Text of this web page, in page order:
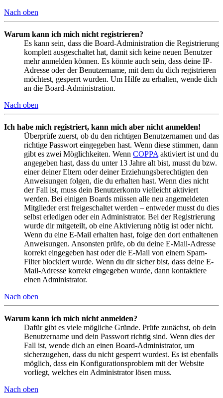
Nach oben
Warum kann ich mich nicht registrieren?
Es kann sein, dass die Board-Administration die Registrierung
komplett ausgeschaltet hat, damit sich keine neuen Benutzer
mehr anmelden können. Es könnte auch sein, dass deine IP-
Adresse oder der Benutzername, mit dem du dich registrieren
möchtest, gesperrt wurden. Um Hilfe zu erhalten, wende dich
an die Board-Administration.
Nach oben
Ich habe mich registriert, kann mich aber nicht anmelden!
Überprüfe zuerst, ob du den richtigen Benutzernamen und das
richtige Passwort eingegeben hast. Wenn diese stimmen, dann
gibt es zwei Möglichkeiten. Wenn COPPA aktiviert ist und du
angegeben hast, dass du unter 13 Jahre alt bist, musst du bzw.
einer deiner Eltern oder deiner Erziehungsberechtigten den
Anweisungen folgen, die du erhalten hast. Wenn dies nicht
der Fall ist, muss dein Benutzerkonto vielleicht aktiviert
werden. Bei einigen Boards müssen alle neu angemeldeten
Mitglieder erst freigeschaltet werden – entweder musst du dies
selbst erledigen oder ein Administrator. Bei der Registrierung
wurde dir mitgeteilt, ob eine Aktivierung nötig ist oder nicht.
Wenn du eine E-Mail erhalten hast, folge den dort enthaltenen
Anweisungen. Ansonsten prüfe, ob du deine E-Mail-Adresse
korrekt eingegeben hast oder die E-Mail von einem Spam-
Filter blockiert wurde. Wenn du dir sicher bist, dass deine E-
Mail-Adresse korrekt eingegeben wurde, dann kontaktiere
einen Administrator.
Nach oben
Warum kann ich mich nicht anmelden?
Dafür gibt es viele mögliche Gründe. Prüfe zunächst, ob dein
Benutzername und dein Passwort richtig sind. Wenn dies der
Fall ist, wende dich an einen Board-Administrator, um
sicherzugehen, dass du nicht gesperrt wurdest. Es ist ebenfalls
möglich, dass ein Konfigurationsproblem mit der Website
vorliegt, welches ein Administrator lösen muss.
Nach oben